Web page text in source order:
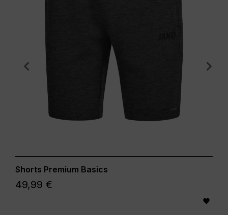
Shorts Premium Basics
49,99 €
